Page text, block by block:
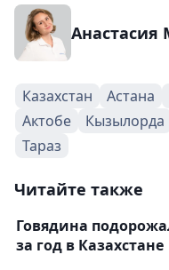
Анастасия
Казахстан Астана
Актобе
Кызылорда
Тараз
Читайте также
Говядина
за год в Казахстане